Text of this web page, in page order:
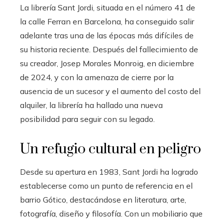
La librería Sant Jordi, situada en el número 41 de
la calle Ferran en Barcelona, ha conseguido salir
adelante tras una de las épocas más difíciles de
su historia reciente. Después del fallecimiento de
su creador, Josep Morales Monroig, en diciembre
de 2024, y con la amenaza de cierre por la
ausencia de un sucesor y el aumento del costo del
alquiler, la librería ha hallado una nueva
posibilidad para seguir con su legado.
Un refugio cultural en peligro
Desde su apertura en 1983, Sant Jordi ha logrado
establecerse como un punto de referencia en el
barrio Gótico, destacándose en literatura, arte,
fotografía, diseño y filosofía. Con un mobiliario que